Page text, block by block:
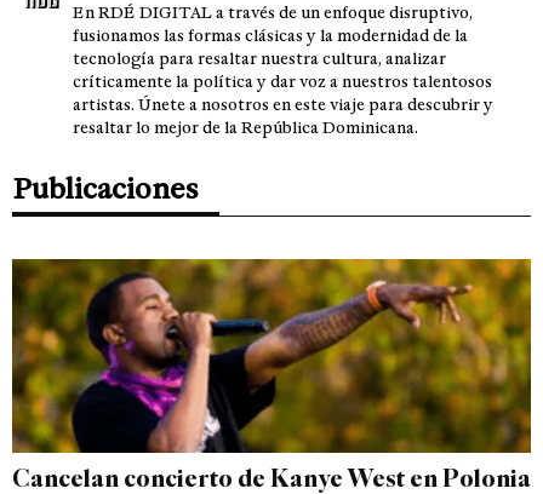
En RDÉ DIGITAL a través de un enfoque disruptivo,
fusionamos las formas clásicas y la modernidad de la
tecnología para resaltar nuestra cultura, analizar
críticamente la política y dar voz a nuestros talentosos
artistas. Únete a nosotros en este viaje para descubrir y
resaltar lo mejor de la República Dominicana.
Publicaciones
Cancelan concierto de Kanye West en Polonia